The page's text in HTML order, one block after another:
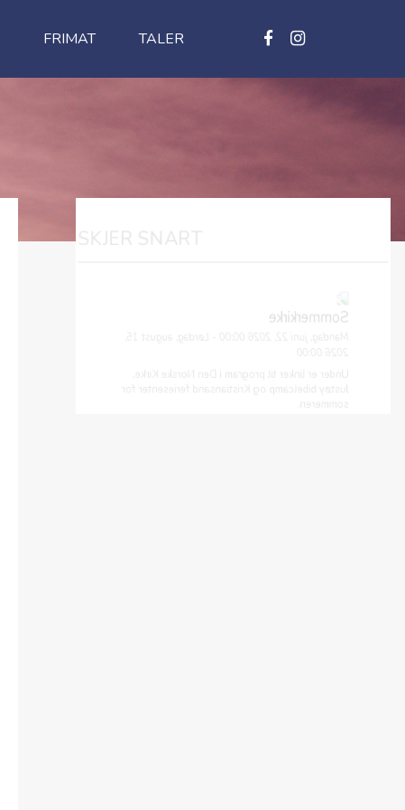
FRIMAT TALER
Mandag, juni 22, 2026 00:00 - Lørdag, august 15,
Under er linker til program i Den Norske Kirke,
Justøy bibelcamp og Kristiansand feriesenter for
sommeren.